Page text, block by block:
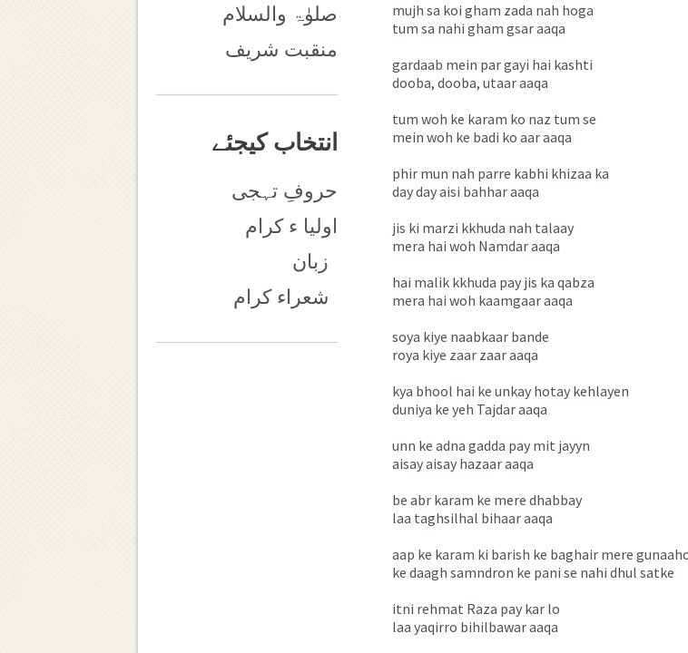
صلوٰۃ والسلام
منقبت شریف
انتخاب کیجئے
حروفِ تہجی
اولیا ء کرام
زبان
شعراء کرام
mujh sa koi gham zada nah hoga
tum sa nahi gham gsar aaqa
gardaab mein par gayi hai kashti
dooba, dooba, utaar aaqa
tum woh ke karam ko naz tum se
mein woh ke badi ko aar aaqa
phir mun nah parre kabhi khizaa ka
day day aisi bahhar aaqa
jis ki marzi kkhuda nah talaay
mera hai woh Namdar aaqa
hai malik kkhuda pay jis ka qabza
mera hai woh kaamgaar aaqa
soya kiye naabkaar bande
roya kiye zaar zaar aaqa
kya bhool hai ke unkay hotay kehlayen
duniya ke yeh Tajdar aaqa
unn ke adna gadda pay mit jayyn
aisay aisay hazaar aaqa
be abr karam ke mere dhabbay
laa taghsilhal bihaar aaqa
aap ke karam ki barish ke baghair mere
ke daagh samndron ke pani se nahi dhul satke
itni rehmat Raza pay kar lo
laa yaqirro bihilbawar aaqa